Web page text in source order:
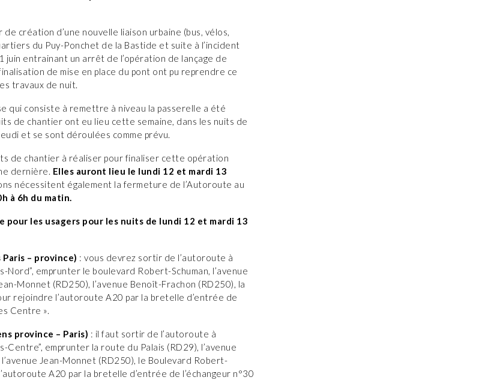
création d’une nouvelle liaison urbaine (bus, vélos,
du Puy-Ponchet de la Bastide et suite à l’incident
juin entrainant un arrêt de l’opération de lançage de
de mise en place du pont ont pu reprendre ce
travaux de nuit.
qui consiste à remettre à niveau la passerelle a été
de chantier ont eu lieu cette semaine, dans les nuits de
et se sont déroulées comme prévu.
de chantier à réaliser pour finaliser cette opération
dernière. Elles auront lieu le lundi 12 et mardi 13
nécessitent également la fermeture de l’Autoroute au
à 6h du matin.
pour les usagers pour les nuits de lundi 12 et mardi 13
Paris – province) : vous devrez sortir de l’autoroute à
Nord”, emprunter le boulevard Robert-Schuman, l’avenue
Monnet (RD250), l’avenue Benoît-Frachon (RD250), la
rejoindre l’autoroute A20 par la bretelle d’entrée de
Centre ».
province – Paris) : il faut sortir de l’autoroute à
Centre”, emprunter la route du Palais (RD29), l’avenue
Jean-Monnet (RD250), le Boulevard Robert-
A20 par la bretelle d’entrée de l’échangeur n°30